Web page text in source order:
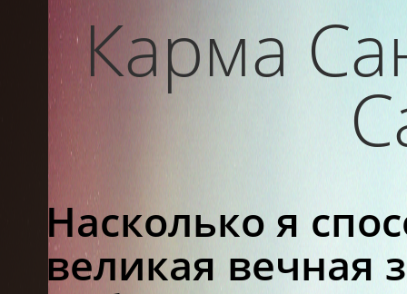
Карма
Насколько я
великая вечная